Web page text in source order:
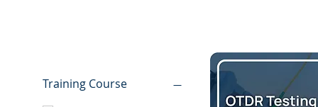
Training Course